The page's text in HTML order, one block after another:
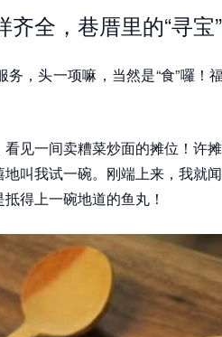
全，巷厝里的“寻宝”
，头一项嘛，当然是“食”囉！
见一间卖糟菜炒面的摊位！许
叫我试一碗。刚端上来，我就
得上一碗地道的鱼丸！